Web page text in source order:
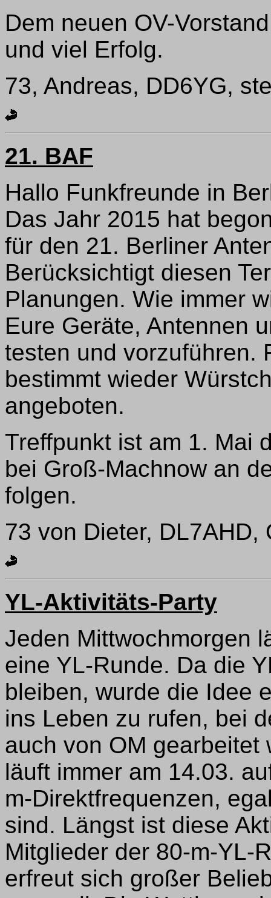
Dem neuen OV-
und viel Erfolg.
73, Andreas, DD6YG,
21. BAF
Hallo Funkfreunde in
Das Jahr 2015 hat
für den 21. Berliner
Berücksichtigt diesen
Planungen. Wie immer
Eure Geräte, Antennen
testen und vorzuführen.
bestimmt wieder
angeboten.
Treffpunkt ist am 1. Mai
bei Groß-Machnow an
folgen.
73 von Dieter, DL7AHD,
YL-Aktivitäts-Party
Jeden Mittwochmorgen
eine YL-Runde. Da die
bleiben, wurde die Idee
ins Leben zu rufen, bei
auch von OM gearbeitet
läuft immer am 14.03.
m-Direktfrequenzen,
sind. Längst ist diese
Mitglieder der 80-m-YL-
erfreut sich großer